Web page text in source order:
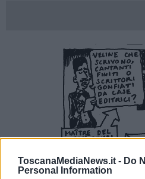
ToscanaMediaNews.it - Do
Personal Information